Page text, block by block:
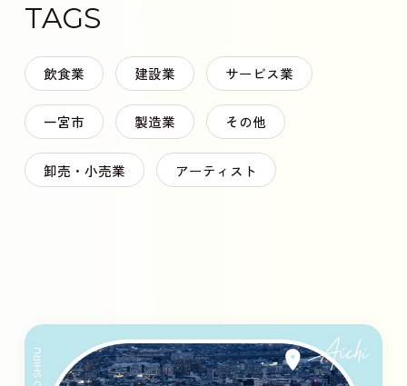
TAGS
飲食業 建設業 サービス業
一宮市 製造業 その他
卸売・小売業 アーティスト